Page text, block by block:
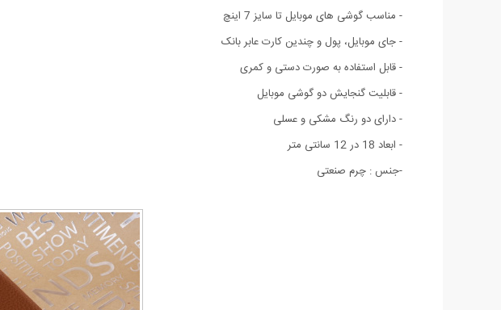
- مناسب گوشی های موبایل تا سایز 7 اینچ
- جای موبایل، پول و چندین کارت عابر بانک
- قابل استفاده به صورت دستی و کمری
- قابليت گنجايش دو گوشی موبایل
- دارای دو رنگ مشکی و عسلی
- ابعاد 18 در 12 سانتی متر
-جنس : چرم صنعتی